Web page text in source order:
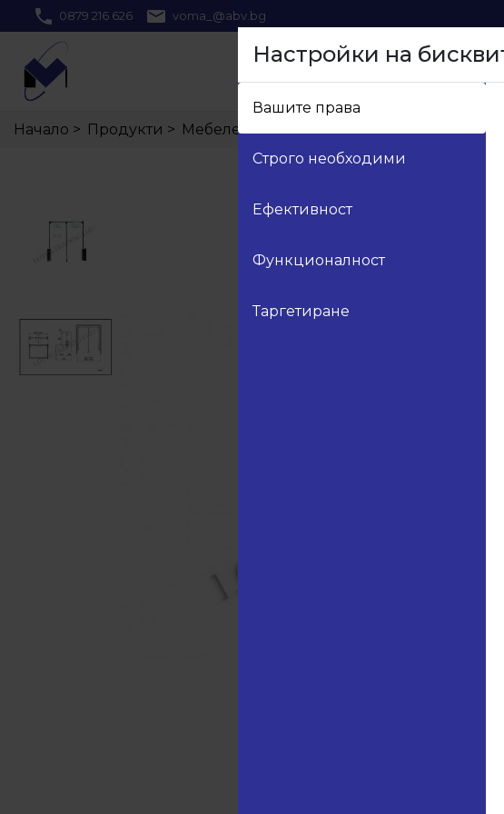
0879 216 626 voma_@abv.bg
Настройки на
Вашите права
Строго необходими
Ефективност
Функционалност
Таргетиране
>
Начало >
Продукти >
Мебелен обков 21.Гардеробни